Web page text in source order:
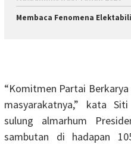
Membaca Fenomena
“Komitmen Partai
masyarakatnya,” kata
sulung almarhum
sambutan di hadapan